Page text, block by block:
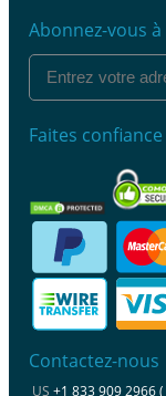
Abonnez-vous
Faites
Contactez-nous
US +1 833 909 2966